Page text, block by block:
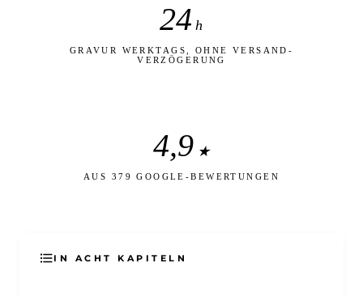
24 h
GRAVUR WERKTAGS, OHNE VERSAND-
VERZÖGERUNG
4,9 ★
AUS 379 GOOGLE-BEWERTUNGEN
IN ACHT KAPITELN